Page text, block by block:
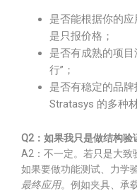
是否能根据你的
是只报价格；
是否有成熟的项
行”；
是否有稳定的品
Stratasys 的多种
Q2：如果我只是做结构验
A2：不一定。若只是大致
如果要做功能测试、力学
最终应用。例如夹具、承